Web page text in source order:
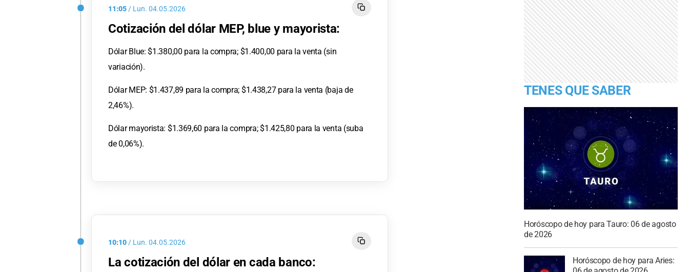
11:05/ Lun. 04.05.2026
Cotización del dólar MEP, blue y mayorista:
Dólar Blue: $1.380,00 para la compra; $1.400,00 para la venta (sin
variación).
Dólar MEP: $1.437,89 para la compra; $1.438,27 para la venta (baja de
2,46%).
Dólar mayorista: $1.369,60 para la compra; $1.425,80 para la venta (suba
de 0,06%).
10:10/ Lun. 04.05.2026
La cotización del dólar en cada banco:
TENES QUE SABER
Horóscopo de hoy para Tauro: 06 de agosto
de 2026
Horóscopo de hoy para Aries: